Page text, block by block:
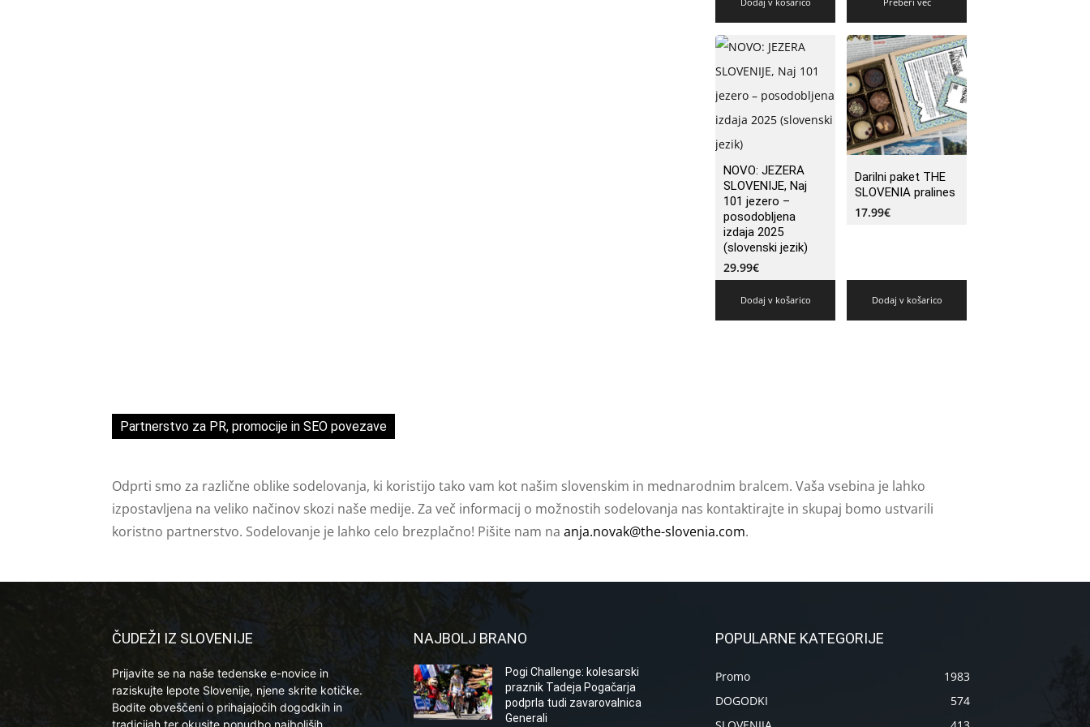
NOVO: JEZERA
SLOVENIJE, Naj
101 jezero –
posodobljena
izdaja 2025
(slovenski jezik)
29.99€
Dodaj v košarico
Darilni paket THE
SLOVENIA pralines
17.99€
Dodaj v košarico
Partnerstvo za PR, promocije in SEO povezave
Odprti smo za različne oblike sodelovanja, ki koristijo tako vam kot našim slovenskim in mednarodnim bralcem. Vaša vsebina je lahko
izpostavljena na veliko načinov skozi naše medije. Za več informacij o možnostih sodelovanja nas kontaktirajte in skupaj bomo ustvarili
koristno partnerstvo. Sodelovanje je lahko celo brezplačno! Pišite nam na anja.novak@the-slovenia.com.
ČUDEŽI IZ SLOVENIJE
Prijavite se na naše tedenske e-novice in
raziskujte lepote Slovenije, njene skrite kotičke.
Bodite obveščeni o prihajajočih dogodkih in
tradicijah ter okusite ponudbo najboljših
NAJBOLJ BRANO
Pogi Challenge: kolesarski
praznik Tadeja Pogačarja
podprla tudi zavarovalnica
Generali
POPULARNE KATEGORIJE
Promo
1983
DOGODKI
574